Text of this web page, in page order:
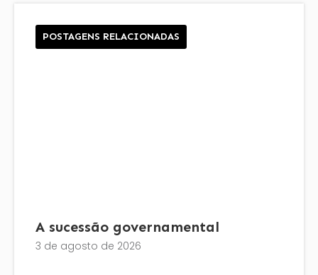
POSTAGENS RELACIONADAS
A sucessão governamental
3 de agosto de 2026